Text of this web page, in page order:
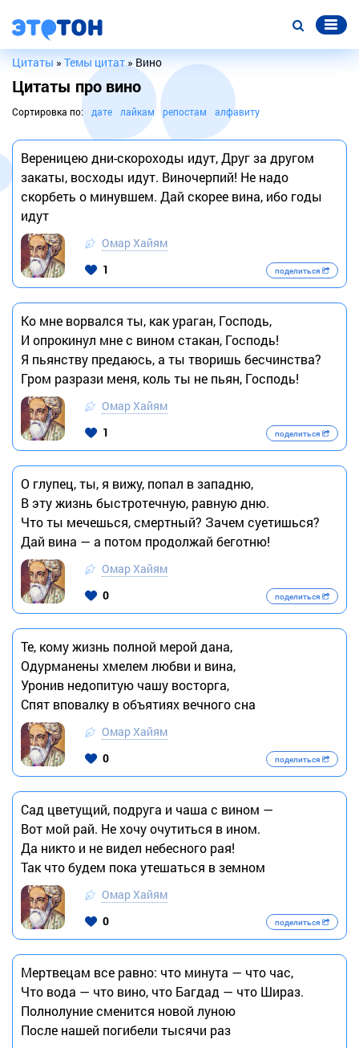
Цитаты » Темы цитат» Вино
Цитаты про вино
Сортировка по: дате лайкам репостам алфавиту
Вереницею дни-скороходы идут, Друг за другом
закаты, восходы идут. Виночерпий! Не надо
скорбеть о минувшем. Дай скорее вина, ибо годы
идут
Омар Хайям
1
поделиться
Ко мне ворвался ты, как ураган, Господь,
И опрокинул мне с вином стакан, Господь!
Я пьянству предаюсь, а ты творишь бесчинства?
Гром разрази меня, коль ты не пьян, Господь!
Омар Хайям
1
поделиться
О глупец, ты, я вижу, попал в западню,
В эту жизнь быстротечную, равную дню.
Что ты мечешься, смертный? Зачем суетишься?
Дай вина — а потом продолжай беготню!
Омар Хайям
0
поделиться
Те, кому жизнь полной мерой дана,
Одурманены хмелем любви и вина,
Уронив недопитую чашу восторга,
Спят вповалку в объятиях вечного сна
Омар Хайям
0
поделиться
Сад цветущий, подруга и чаша с вином —
Вот мой рай. Не хочу очутиться в ином.
Да никто и не видел небесного рая!
Так что будем пока утешаться в земном
Омар Хайям
0
поделиться
Мертвецам все равно: что минута — что час,
Что вода — что вино, что Багдад — что Шираз.
Полнолуние сменится новой луною
После нашей погибели тысячи раз